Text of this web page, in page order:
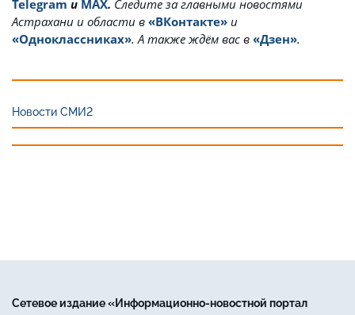
Telegram и MAX. Cледите за главными новостями
Астрахани и области в «ВКонтакте» и
«Одноклассниках». А также ждём вас в «Дзен».
Новости СМИ2
Сетевое издание «Информационно-новостной портал